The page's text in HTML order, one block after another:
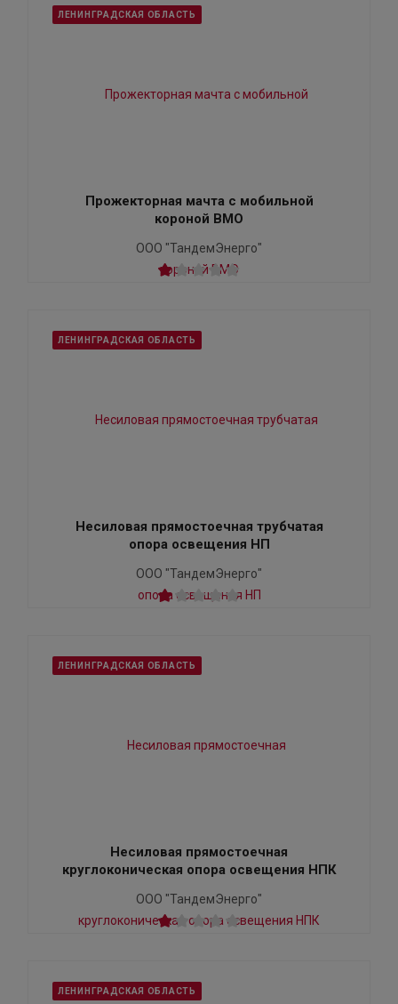
ЛЕНИНГРАДСКАЯ ОБЛАСТЬ
Прожекторная мачта с мобильной
короной ВМО
ООО "ТандемЭнерго"
ЛЕНИНГРАДСКАЯ ОБЛАСТЬ
Несиловая прямостоечная трубчатая
опора освещения НП
ООО "ТандемЭнерго"
ЛЕНИНГРАДСКАЯ ОБЛАСТЬ
Несиловая прямостоечная
круглоконическая опора освещения НПК
ООО "ТандемЭнерго"
ЛЕНИНГРАДСКАЯ ОБЛАСТЬ